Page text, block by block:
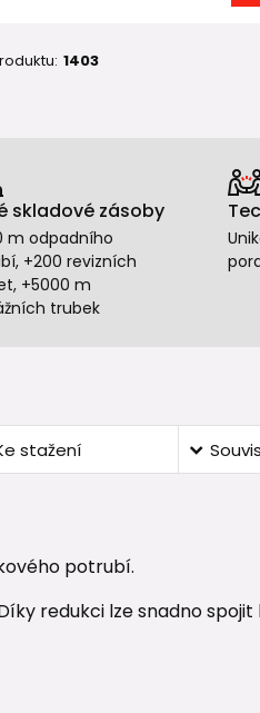
1403
skladové zásoby
m odpadního
+200 revizních
+5000 m
trubek
stažení
potrubí.
redukci lze snadno